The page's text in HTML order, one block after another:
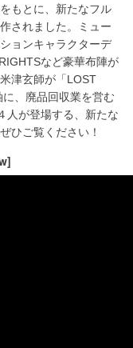
もとに、新たなフル
されました。ミュー
ョンキャラクターデ
など豪華布陣が
津玄師が「LOST
、廃品回収業を営む
人が登場する、新たな
ひご覧ください！